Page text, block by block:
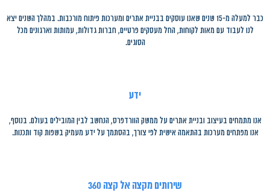
כבר למעלה מ-15 שנים שאנו עוסקים בבניית אתרים ומערכות פיתוח מורכבות. במהלך השנים יצא
לנו לעבוד עם מאות לקוחות, החל מעסקים פרטיים, חברות גדולות, עמותות וארגונים מכל
הסוגים.
ידע
אנו מתמחים בעיצוב ובניית אתרים על ממשק הוורדפרס, הנחשב לבין המובילים בעולם. בנוסף,
אנו מפתחים מערכות בהתאמה אישית לפי צורך, בהסתמך על ידע מעמיק בשפות קוד ותכנות.
שירותים מקצה אל קצה 360